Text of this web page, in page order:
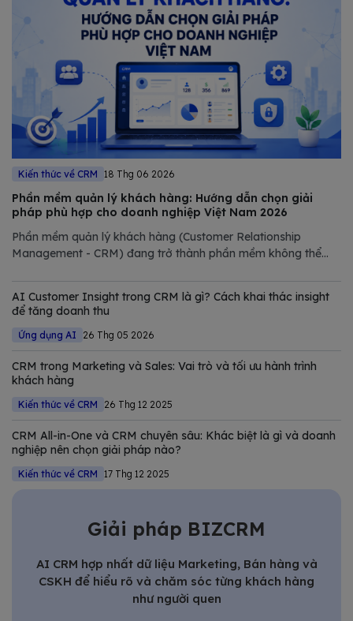
Kiến thức về CRM 18 Thg 06 2026
Phần mềm quản lý khách hàng: Hướng dẫn chọn giải
pháp phù hợp cho doanh nghiệp Việt Nam 2026
Phần mềm quản lý khách hàng (Customer Relationship
Management - CRM) đang trở thành phần mềm không thể
Trong bài viết này, Bizfly tổng hợp và phân tích chi tiết các
giải pháp CRM tốt nhất
AI Customer Insight trong CRM là gì? Cách khai thác insight
để tăng doanh thu
Ứng dụng AI 26 Thg 05 2026
CRM trong Marketing và Sales: Vai trò và tối ưu hành trình
khách hàng
Kiến thức về CRM 26 Thg 12 2025
CRM All-in-One và CRM chuyên sâu: Khác biệt là gì và doanh
nghiệp nên chọn giải pháp nào?
Kiến thức về CRM 17 Thg 12 2025
Giải pháp BIZCRM
AI CRM hợp nhất dữ liệu Marketing, Bán hàng và
CSKH để hiểu rõ và chăm sóc từng khách hàng
như người quen